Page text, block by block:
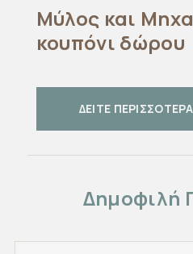
Μύλος και
κουπόνι δώρου
ΔΕΙΤΕ ΠΕΡΙΣΣΟΤΕΡΑ
Δημοφιλή